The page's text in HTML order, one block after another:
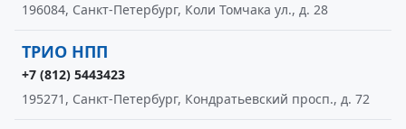
196084, Санкт-Петербург, Коли Томчака ул., д. 28
ТРИО НПП
+7 (812) 5443423
195271, Санкт-Петербург, Кондратьевский просп., д. 72